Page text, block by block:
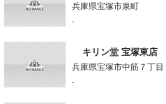
兵庫県宝塚市泉町
-
キリン堂 宝塚東店
兵庫県宝塚市中筋７丁目
-